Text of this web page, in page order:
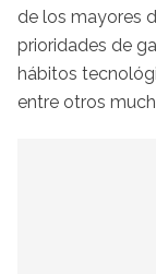
de los mayores
prioridades de
hábitos
entre otros